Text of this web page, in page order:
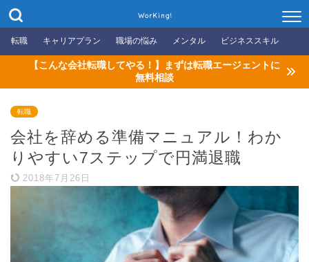
WorKing!
転職 キャリアプラン 職場の悩み メンタル ビジネススキル
【こんな会社転職してやる！】まずは転職エージェントに
無料相談
転職
会社を辞める準備マニュアル！わか
りやすい7ステップで円満退職
2018年7月26日